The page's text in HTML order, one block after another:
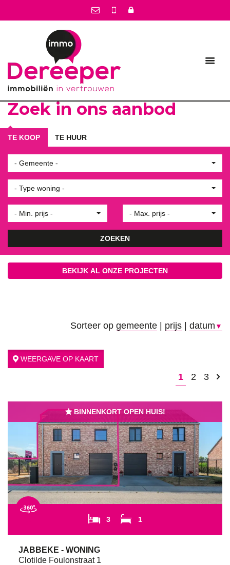
Zoek in ons aanbod
- Gemeente -
- Type woning -
- Min. prijs - - Max. prijs -
ZOEKEN
TE KOOP TE HUUR
BEKIJK AL ONZE PROJECTEN
Sorteer op gemeente prijs datum ▼
WEERGAVE OP KAART
1 2 3
BINNENKORT OPEN HUIS!
3 1
JABBEKE - WONING
Clotilde Foulonstraat 1